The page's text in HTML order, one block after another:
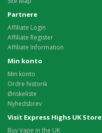
Partnere
Affiliate Login
Affiliate Register
Affiliate Information
Min konto
Min konto
Ordre historik
Ønskeliste
Nyhedsbrev
Visit Express Highs UK Store
Buy Vape in the UK